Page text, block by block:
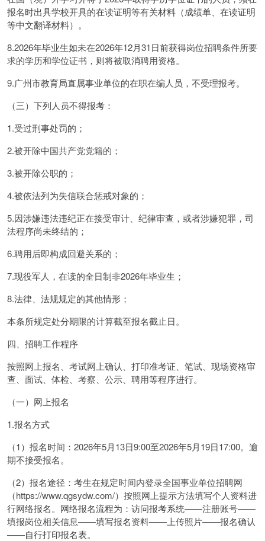
报名时出具学校开具的在读证明等有关材料（成绩单、在读证明
等中文翻译材料）。
8.2026年毕业生如未在2026年12月31日前获得岗位招聘条件所要
求的学历和学位证书，则将被取消聘用资格。
9.广州市教育局直属事业单位的在职在编人员，不受理报考。
（三）下列人员不得报考：
1.受过刑事处罚的；
2.被开除中国共产党党籍的；
3.被开除公职的；
4.被依法列为失信联合惩戒对象的；
5.因涉嫌违法违纪正在接受审计、纪律审查，或者涉嫌犯罪，司
法程序尚未终结的；
6.聘用后即构成回避关系的；
7.现役军人，在读的全日制非2026年毕业生；
8.法律、法规规定的其他情形；
本条所规定处分期限的计算截至报名截止日。
四、招聘工作程序
按照网上报名、考试网上确认、打印准考证、笔试、现场资格审
查、面试、体检、考察、公示、聘用等程序进行。
（一）网上报名
1.报名方式
（1）报名时间：2026年5月13日9:00至2026年5月19日17:00。逾
期不接受报名。
（2）报名途径：考生在规定时间内登录全国事业单位招聘网
（https://www.qgsydw.com/）按照网上提示方法填写个人资料进
行网络报名。网络报名流程为：访问报考系统——注册账号——
填报岗位相关信息——填写报名资料——上传照片——报名确认
——自行打印报名表。